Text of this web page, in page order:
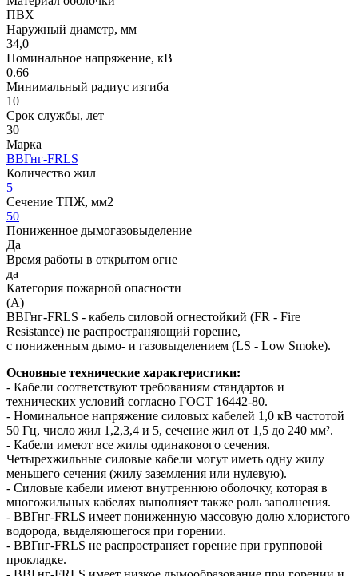
ПВХ
Наружный диаметр, мм
34,0
Номинальное напряжение, кВ
0.66
Минимальный радиус изгиба
10
Срок службы, лет
30
Марка
ВВГнг-FRLS
Количество жил
5
Сечение ТПЖ, мм2
50
Пониженное дымогазовыделение
Да
Время работы в открытом огне
да
Категория пожарной опасности
(A)
ВВГнг-FRLS - кабель силовой огнестойкий (FR - Fire
Resistance) не распространяющий горение,
с пониженным дымо- и газовыделением (LS - Low Smoke).
Основные технические характеристики:
- Кабели соответствуют требованиям стандартов и
технических условий согласно ГОСТ 16442-80.
- Номинальное напряжение силовых кабелей 1,0 кВ частотой
50 Гц, число жил 1,2,3,4 и 5, сечение жил от 1,5 до 240 мм².
- Кабели имеют все жилы одинакового сечения.
Четырехжильные силовые кабели могут иметь одну жилу
меньшего сечения (жилу заземления или нулевую).
- Силовые кабели имеют внутреннюю оболочку, которая в
многожильных кабелях выполняет также роль заполнения.
- ВВГнг-FRLS имеет пониженную массовую долю хлористого
водорода, выделяющегося при горении.
- ВВГнг-FRLS не распространяет горение при групповой
прокладке.